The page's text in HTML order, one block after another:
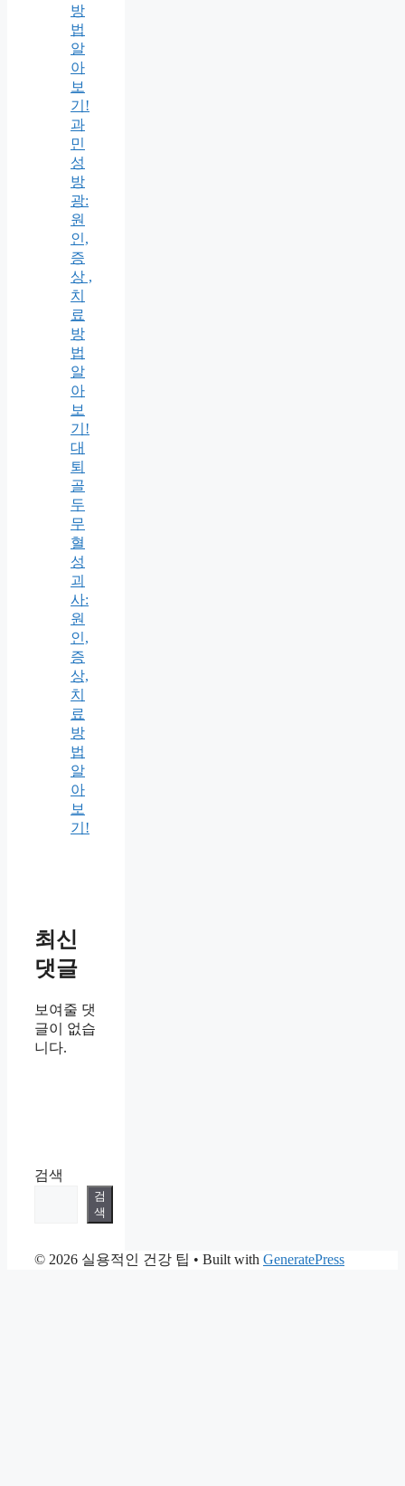
방
법
알
아
보
기!
과
민
성
방
광:
원
인,
증
상 ,
치
료
방
법
알
아
보
기!
대
퇴
골
두
무
혈
성
괴
사:
원
인,
증
상,
치
료
방
법
알
아
보
기!
최신
댓글
보여줄 댓
글이 없습
니다.
검색
검
색
© 2026 실용적인 건강 팁 • Built with GeneratePress